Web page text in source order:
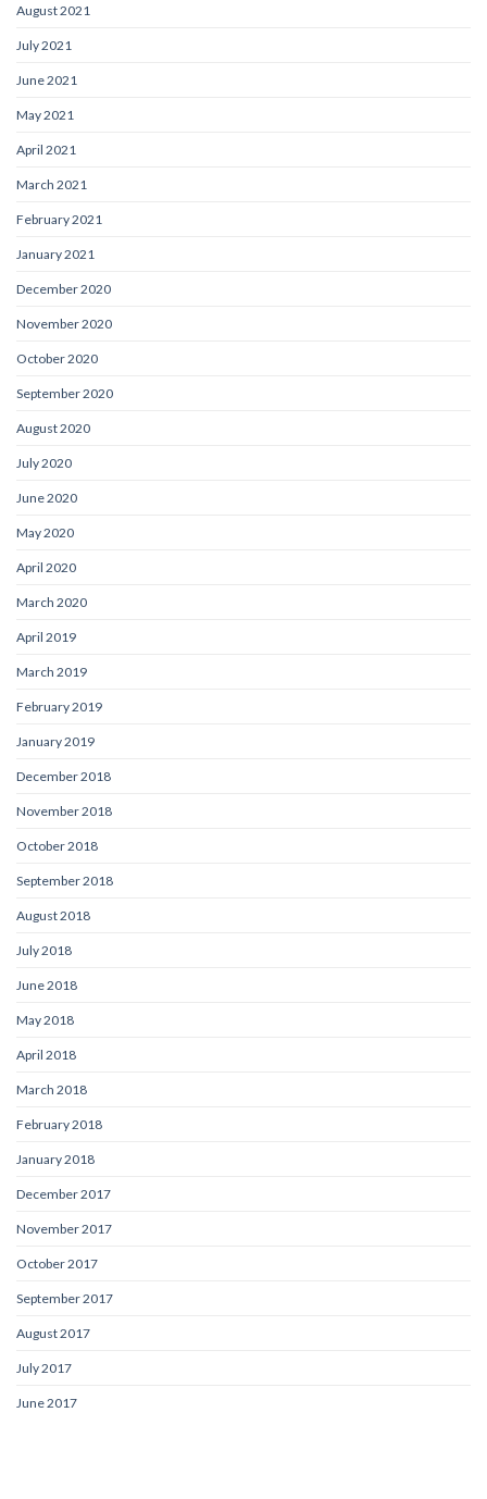
August 2021
July 2021
June 2021
May 2021
April 2021
March 2021
February 2021
January 2021
December 2020
November 2020
October 2020
September 2020
August 2020
July 2020
June 2020
May 2020
April 2020
March 2020
April 2019
March 2019
February 2019
January 2019
December 2018
November 2018
October 2018
September 2018
August 2018
July 2018
June 2018
May 2018
April 2018
March 2018
February 2018
January 2018
December 2017
November 2017
October 2017
September 2017
August 2017
July 2017
June 2017